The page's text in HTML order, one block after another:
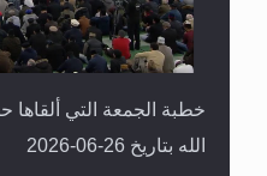
خطبة الجمعة التي ألقاها
الله بتاريخ 26-06-2026